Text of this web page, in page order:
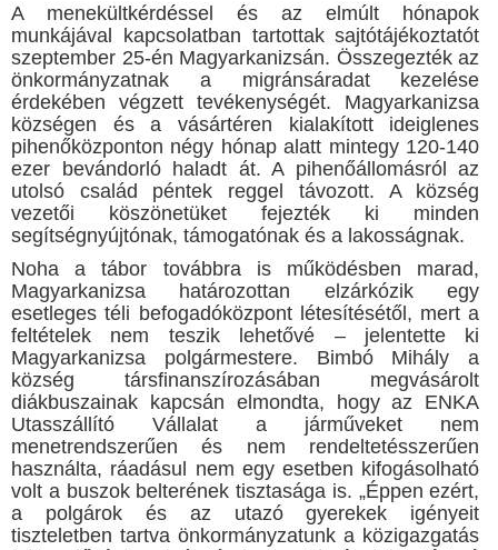
A menekültkérdéssel és az elmúlt hónapok
munkájával kapcsolatban tartottak sajtótájékoztatót
szeptember 25-én Magyarkanizsán. Összegezték az
önkormányzatnak a migránsáradat kezelése
érdekében végzett tevékenységét. Magyarkanizsa
községen és a vásártéren kialakított ideiglenes
pihenőközponton négy hónap alatt mintegy 120-140
ezer bevándorló haladt át. A pihenőállomásról az
utolsó család péntek reggel távozott. A község
vezetői köszönetüket fejezték ki minden
segítségnyújtónak, támogatónak és a lakosságnak.
Noha a tábor továbbra is működésben marad,
Magyarkanizsa határozottan elzárkózik egy
esetleges téli befogadóközpont létesítésétől, mert a
feltételek nem teszik lehetővé – jelentette ki
Magyarkanizsa polgármestere. Bimbó Mihály a
község társfinanszírozásában megvásárolt
diákbuszainak kapcsán elmondta, hogy az ENKA
Utasszállító Vállalat a járműveket nem
menetrendszerűen és nem rendeltetésszerűen
használta, ráadásul nem egy esetben kifogásolható
volt a buszok belterének tisztasága is. „Éppen ezért,
a polgárok és az utazó gyerekek igényeit
tiszteletben tartva önkormányzatunk a közigazgatás